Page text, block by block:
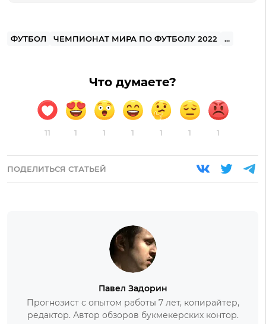
ФУТБОЛ ЧЕМПИОНАТ МИРА ПО ФУТБОЛУ 2022 ...
Что думаете?
11 1 1 1 1 1 1
ПОДЕЛИТЬСЯ СТАТЬЕЙ
Павел Задорин
Прогнозист с опытом работы 7 лет, копирайтер,
редактор. Автор обзоров букмекерских контор.